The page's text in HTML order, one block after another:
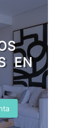
EN